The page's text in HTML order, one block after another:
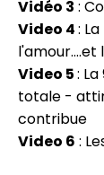
Vidéo 3 :
Video 4:
l'amour....et
Video 5:
totale -
contribue
Video 6 :